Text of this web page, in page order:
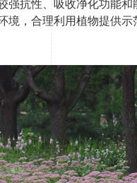
强抗性、吸收净化功能
，合理利用植物提供示